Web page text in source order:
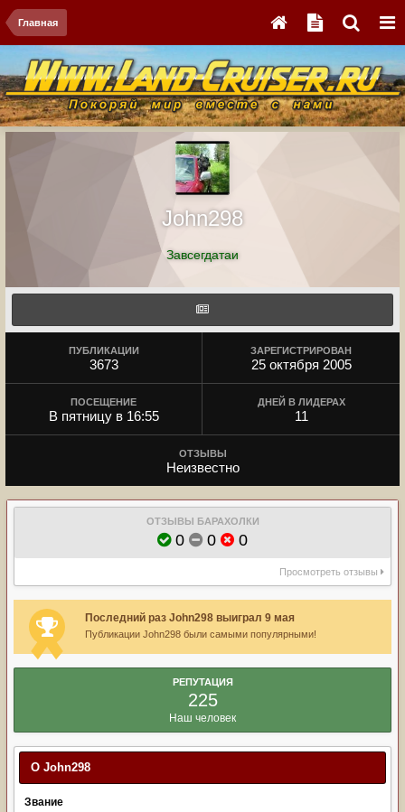
Главная
John298
Завсегдатаи
ПУБЛИКАЦИИ
3673
ЗАРЕГИСТРИРОВАН
25 октября 2005
ПОСЕЩЕНИЕ
В пятницу в 16:55
ДНЕЙ В ЛИДЕРАХ
11
ОТЗЫВЫ
Неизвестно
ОТЗЫВЫ БАРАХОЛКИ
0 0 0
Просмотреть отзывы
Последний раз John298 выиграл 9 мая
Публикации John298 были самыми популярными!
РЕПУТАЦИЯ
225
Наш человек
О John298
Звание